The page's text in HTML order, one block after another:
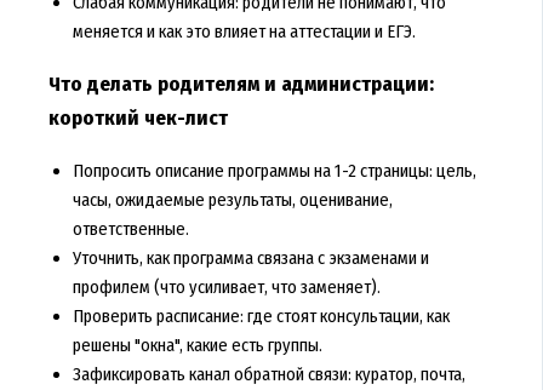
меняется и как это влияет на аттестации и ЕГЭ.
Что делать родителям и администрации:
короткий чек-лист
Попросить описание программы на 1-2 страницы: цель,
часы, ожидаемые результаты, оценивание,
ответственные.
Уточнить, как программа связана с экзаменами и
профилем (что усиливает, что заменяет).
Проверить расписание: где стоят консультации, как
решены "окна", какие есть группы.
Зафиксировать канал обратной связи: куратор, почта,